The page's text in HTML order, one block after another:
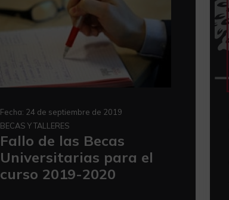
Fecha: 24 de septiembre de 2019
BECAS Y TALLERES
Fallo de las Becas
Universitarias para el
curso 2019-2020